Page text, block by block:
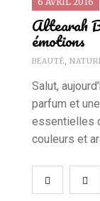
Altearah
émotions
BEAUTÉ,
Salut,
parfum et
essentielles
couleurs et